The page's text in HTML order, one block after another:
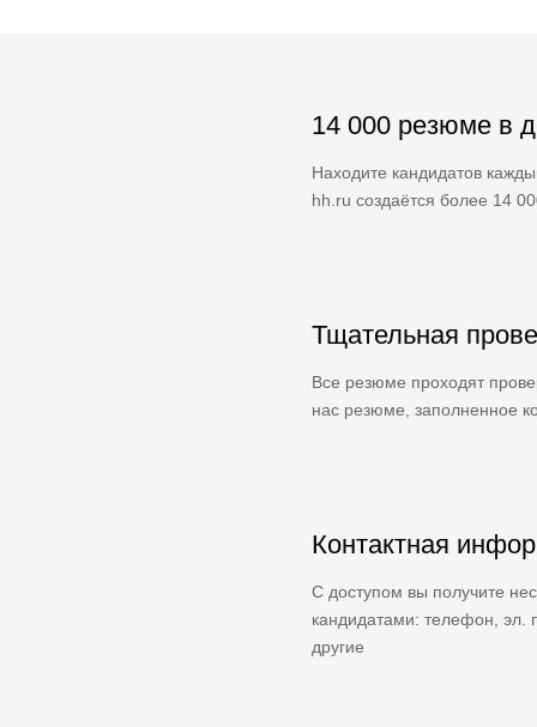
14 000 резюме в
Находите кандидатов
hh.ru создаётся более 14
Тщательная
Все резюме проходят
нас резюме, заполненное
Контактная
С доступом вы получите
кандидатами: телефон, эл.
другие